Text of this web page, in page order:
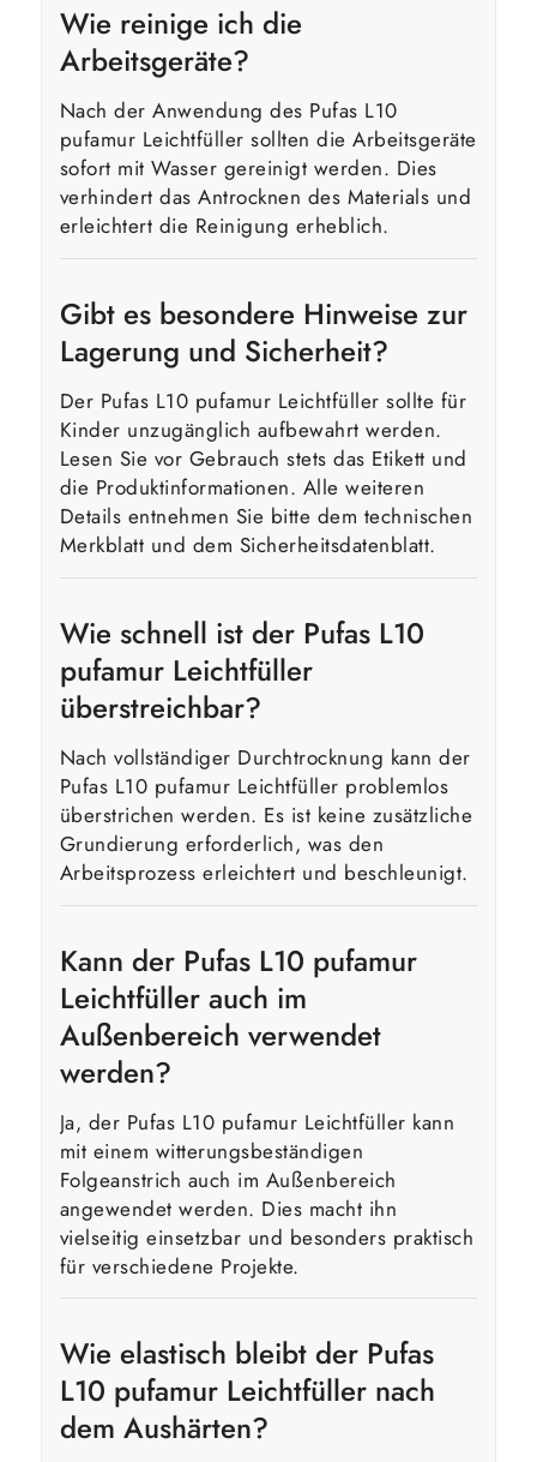
Wie reinige ich die
Arbeitsgeräte?
Nach der Anwendung des Pufas L10
pufamur Leichtfüller sollten die Arbeitsgeräte
sofort mit Wasser gereinigt werden. Dies
verhindert das Antrocknen des Materials und
erleichtert die Reinigung erheblich.
Gibt es besondere Hinweise zur
Lagerung und Sicherheit?
Der Pufas L10 pufamur Leichtfüller sollte für
Kinder unzugänglich aufbewahrt werden.
Lesen Sie vor Gebrauch stets das Etikett und
die Produktinformationen. Alle weiteren
Details entnehmen Sie bitte dem technischen
Merkblatt und dem Sicherheitsdatenblatt.
Wie schnell ist der Pufas L10
pufamur Leichtfüller
überstreichbar?
Nach vollständiger Durchtrocknung kann der
Pufas L10 pufamur Leichtfüller problemlos
überstrichen werden. Es ist keine zusätzliche
Grundierung erforderlich, was den
Arbeitsprozess erleichtert und beschleunigt.
Kann der Pufas L10 pufamur
Leichtfüller auch im
Außenbereich verwendet
werden?
Ja, der Pufas L10 pufamur Leichtfüller kann
mit einem witterungsbeständigen
Folgeanstrich auch im Außenbereich
angewendet werden. Dies macht ihn
vielseitig einsetzbar und besonders praktisch
für verschiedene Projekte.
Wie elastisch bleibt der Pufas
L10 pufamur Leichtfüller nach
dem Aushärten?